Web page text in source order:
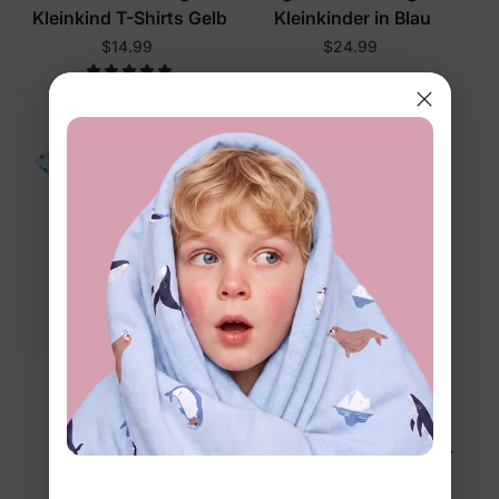
Kleinkind T-Shirts Gelb
$14.99
Kleinkinder in Blau
$24.99
BambooCloud™
PAW Patrol Jungen
Kleinkind 3-teiliges
PAW Patrol
Jungen-Kleinkind 2-
teiliges Tier-Badeanzug-